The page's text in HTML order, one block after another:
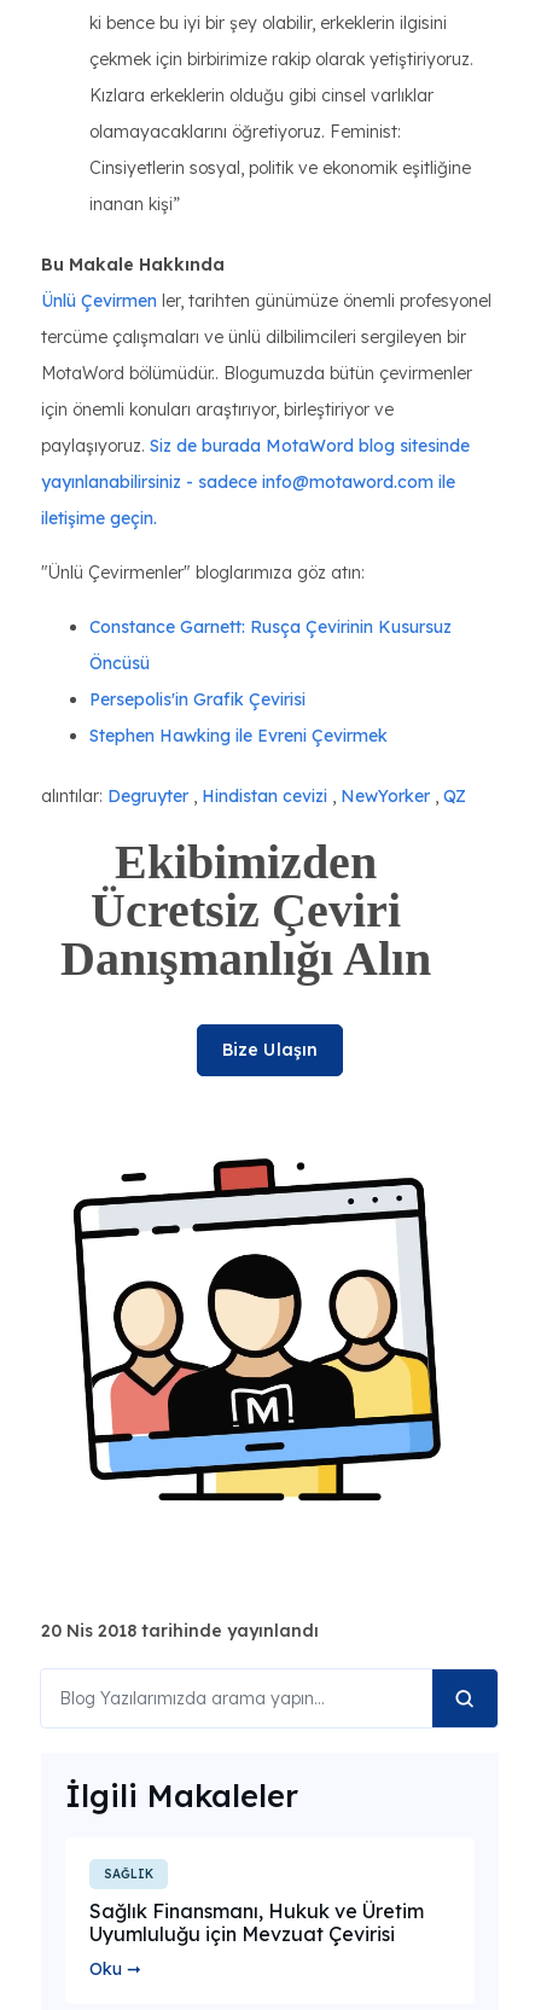
ki bence bu iyi bir şey olabilir, erkeklerin ilgisini
çekmek için birbirimize rakip olarak yetiştiriyoruz.
Kızlara erkeklerin olduğu gibi cinsel varlıklar
olamayacaklarını öğretiyoruz. Feminist:
Cinsiyetlerin sosyal, politik ve ekonomik eşitliğine
inanan kişi”
Bu Makale Hakkında
Ünlü Çevirmen ler, tarihten günümüze önemli profesyonel
tercüme çalışmaları ve ünlü dilbilimcileri sergileyen bir
MotaWord bölümüdür.. Blogumuzda bütün çevirmenler
için önemli konuları araştırıyor, birleştiriyor ve
paylaşıyoruz. Siz de burada MotaWord blog sitesinde
yayınlanabilirsiniz - sadece info@motaword.com ile
iletişime geçin.
"Ünlü Çevirmenler" bloglarımıza göz atın:
Constance Garnett: Rusça Çevirinin Kusursuz
Öncüsü
Persepolis'in Grafik Çevirisi
Stephen Hawking ile Evreni Çevirmek
alıntılar: Degruyter , Hindistan cevizi , NewYorker , QZ
Ekibimizden
Ücretsiz Çeviri
Danışmanlığı Alın
Bize Ulaşın
20 Nis 2018 tarihinde yayınlandı
İlgili Makaleler
SAĞLIK
Sağlık Finansmanı, Hukuk ve Üretim
Uyumluluğu için Mevzuat Çevirisi
Oku ➞